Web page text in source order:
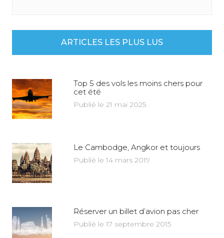
ARTICLES LES PLUS LUS
Top 5 des vols les moins chers pour
cet été
Publié le 21 mai 2025
Le Cambodge, Angkor et toujours
Publié le 14 mars 2019
Réserver un billet d’avion pas cher
Publié le 17 septembre 2015